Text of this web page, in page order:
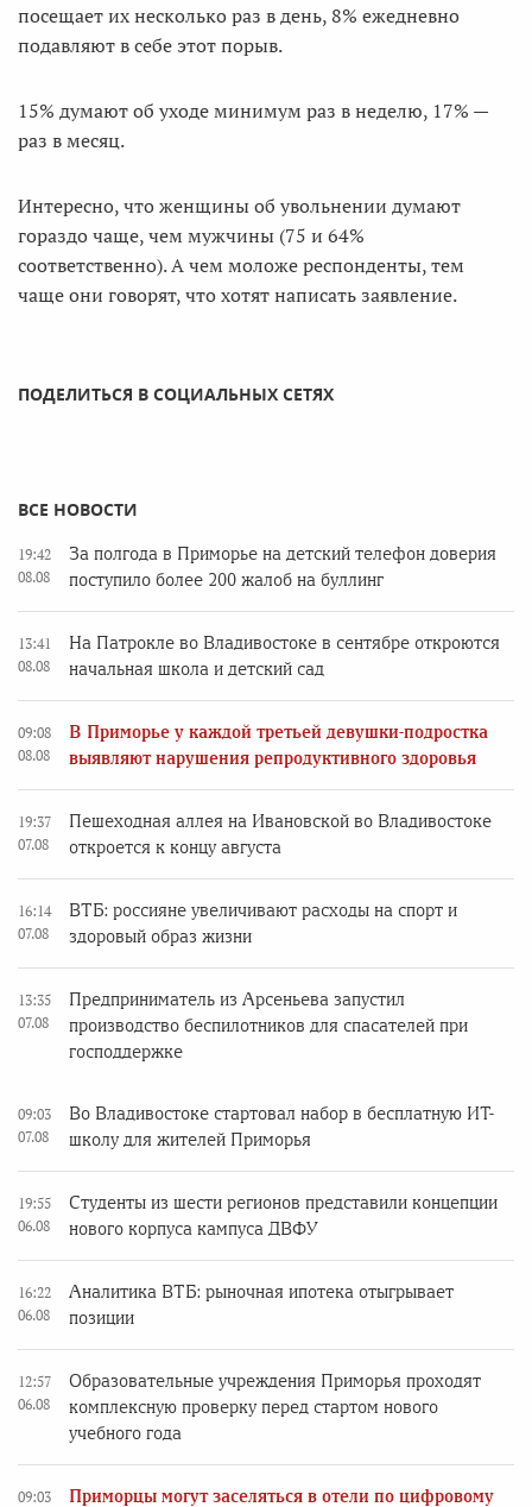
посещает их несколько раз в день, 8% ежедневно
подавляют в себе этот порыв.
15% думают об уходе минимум раз в неделю, 17% —
раз в месяц.
Интересно, что женщины об увольнении думают
гораздо чаще, чем мужчины (75 и 64%
соответственно). А чем моложе респонденты, тем
чаще они говорят, что хотят написать заявление.
ПОДЕЛИТЬСЯ В СОЦИАЛЬНЫХ СЕТЯХ
ВСЕ НОВОСТИ
19:42
08.08
За полгода в Приморье на детский телефон доверия
поступило более 200 жалоб на буллинг
13:41
08.08
На Патрокле во Владивостоке в сентябре откроются
начальная школа и детский сад
09:08
08.08
В Приморье у каждой третьей девушки-подростка
выявляют нарушения репродуктивного здоровья
19:37
07.08
Пешеходная аллея на Ивановской во Владивостоке
откроется к концу августа
16:14
07.08
ВТБ: россияне увеличивают расходы на спорт и
здоровый образ жизни
13:35
07.08
Предприниматель из Арсеньева запустил
производство беспилотников для спасателей при
господдержке
09:03
07.08
Во Владивостоке стартовал набор в бесплатную ИТ-
школу для жителей Приморья
19:55
06.08
Студенты из шести регионов представили концепции
нового корпуса кампуса ДВФУ
16:22
06.08
Аналитика ВТБ: рыночная ипотека отыгрывает
позиции
12:57
06.08
Образовательные учреждения Приморья проходят
комплексную проверку перед стартом нового
учебного года
09:03
Приморцы могут заселяться в отели по цифровому